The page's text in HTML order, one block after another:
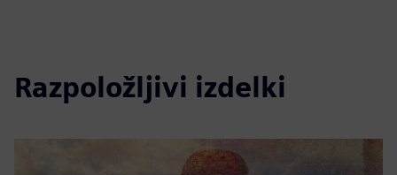
Razpoložljivi izdelki